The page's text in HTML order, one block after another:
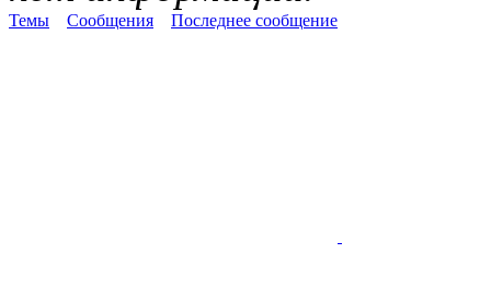
Темы Сообщения Последнее сообщение